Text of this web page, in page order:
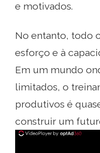
e motivados.
No entanto, todo
esforço e à
Em um mundo
limitados, o
produtivos é
construir um